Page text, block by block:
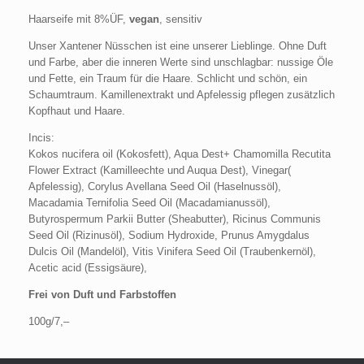
Haarseife mit 8%ÜF, vegan , sensitiv
Unser Xantener Nüsschen ist eine unserer Lieblinge. Ohne Duft
und Farbe, aber die inneren Werte sind unschlagbar: nussige Öle
und Fette, ein Traum für die Haare. Schlicht und schön, ein
Schaumtraum. Kamillenextrakt und Apfelessig pflegen zusätzlich
Kopfhaut und Haare.
Incis:
Kokos nucifera oil (Kokosfett), Aqua Dest+ Chamomilla Recutita
Flower Extract (Kamilleechte und Auqua Dest), Vinegar(
Apfelessig), Corylus Avellana Seed Oil (Haselnussöl),
Macadamia Ternifolia Seed Oil (Macadamianussöl),
Butyrospermum Parkii Butter (Sheabutter), Ricinus Communis
Seed Oil (Rizinusöl), Sodium Hydroxide, Prunus Amygdalus
Dulcis Oil (Mandelöl), Vitis Vinifera Seed Oil (Traubenkernöl),
Acetic acid (Essigsäure),
Frei von Duft und Farbstoffen
100g/7,–